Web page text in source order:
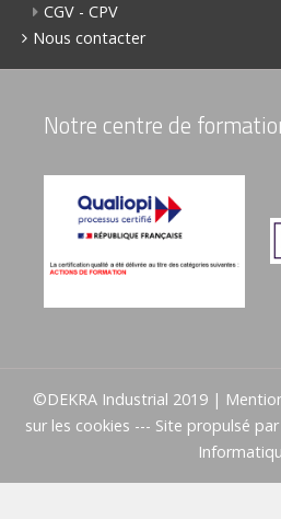
CGV - CPV
Nous contacter
Notre centre de
©DEKRA Industrial 2019 |
sur les cookies --- Site propulsé par